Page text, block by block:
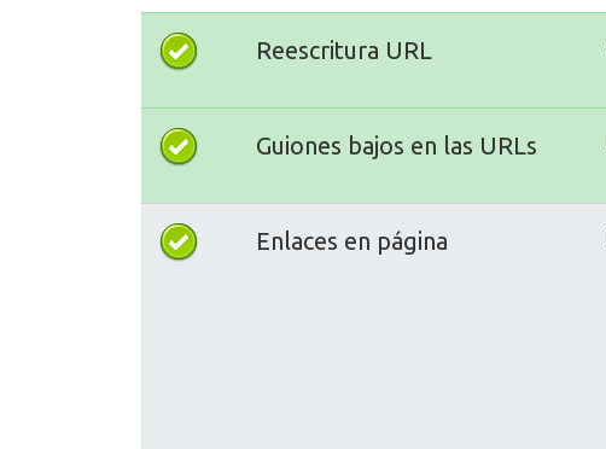
Reescritura URL
Guiones bajos en las URLs
Enlaces en página